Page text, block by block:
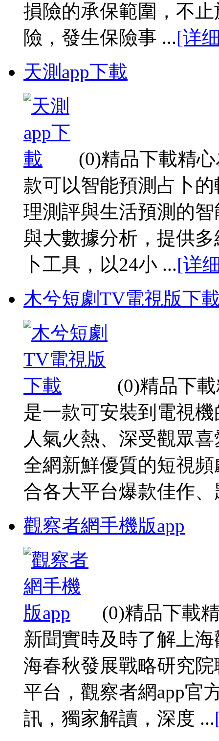
損險的承保範圍，不
險，發生保險事 ...[详
天測app下載
(0)精品下載精
款可以智能預測占卜
理測評與生活預測的
與大數據分析，提供
卜工具，以24小 ...[详
木兮短劇TV電視版下
(0)精品下
是一款可安裝到電視
人氣火熱、深受觀眾
全網新鮮優質的短視
合各大平台爆款佳作、
觀察者網手機版app
(0)精品下載
新聞實時及時了解上
海春秋發展戰略研究
平台，觀察者網app官
訊，獨家解讀，深度 ...